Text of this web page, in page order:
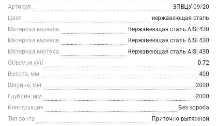
Артикул
ЗПВЦУ-09/20
Цвет
нержавеющая сталь
Материал каркаса
Нержавеющая сталь AISI 430
Материал каркаса
Нержавеющая сталь AISI 430
Материал корпуса
Нержавеющая сталь AISI 430
Объем, м.куб
0.72
Высота, мм
400
Ширина, мм
2000
Глубина, мм
2000
Конструкция
Без короба
Тип зонта
Приточно-вытяжной